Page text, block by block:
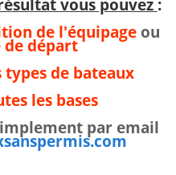
vous pouvez :
de l'équipage ou
de départ
types de bateaux
les bases
par email